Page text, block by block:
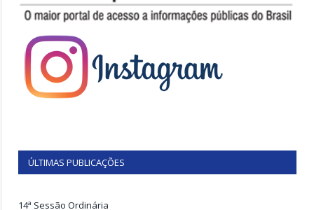
ÚLTIMAS PUBLICAÇÕES
14ª Sessão Ordinária